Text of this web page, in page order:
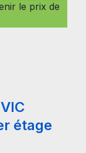
le prix de
étage